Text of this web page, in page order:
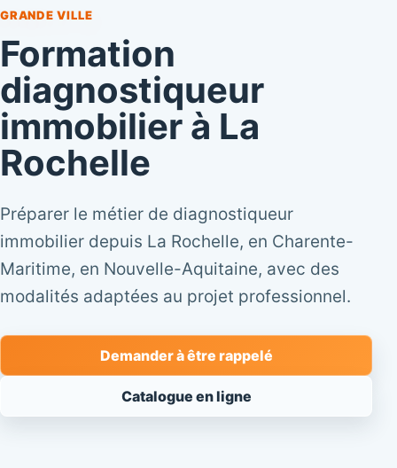
GRANDE VILLE
Formation
diagnostiqueur
immobilier à La
Rochelle
Préparer le métier de diagnostiqueur
immobilier depuis La Rochelle, en Charente-
Maritime, en Nouvelle-Aquitaine, avec des
modalités adaptées au projet professionnel.
Demander à être rappelé
Catalogue en ligne